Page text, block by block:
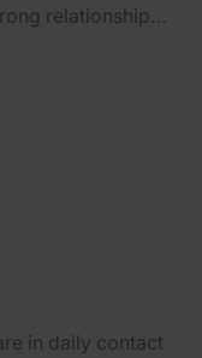
relationships
talent
in daily contact